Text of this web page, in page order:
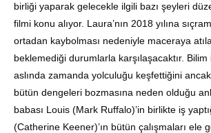
birliği yaparak gelecekle ilgili bazı şeyleri
filmi konu alıyor. Laura’nın 2018 yılına
ortadan kaybolması nedeniyle maceraya
beklemediği durumlarla karşılaşacaktır. Bilim
aslında zamanda yolculuğu keşfettiğini
bütün dengeleri bozmasına neden olduğu
babası Louis (Mark Ruffalo)’in birlikte iş
(Catherine Keener)’ın bütün çalışmaları ele